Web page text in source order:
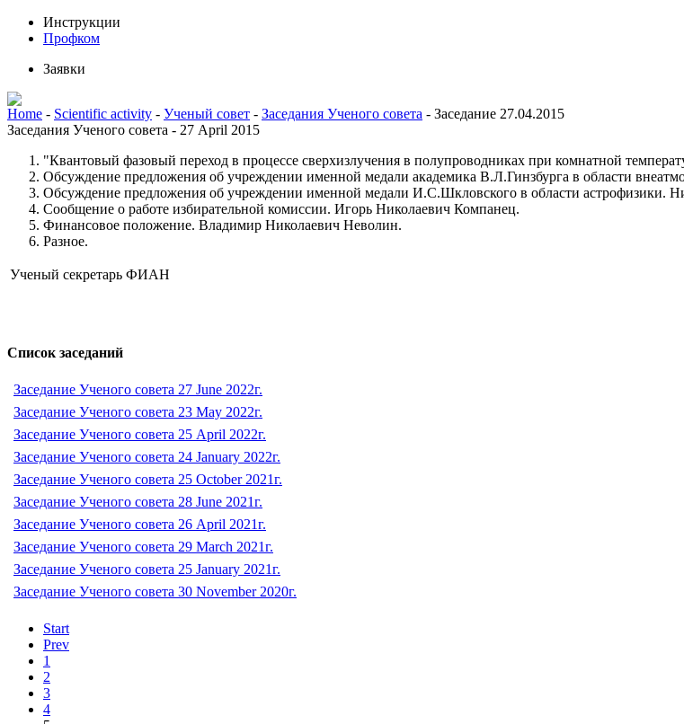
Инструкции
Профком
Заявки
Home - Scientific activity - Ученый совет - Заседания Ученого совета - Заседание 27.04.2015
Заседания Ученого совета - 27 April 2015
"Квантовый фазовый переход в процессе сверхизлучения в полупроводниках при комнатной
Обсуждение предложения об учреждении именной медали академика В.Л.Гинзбурга в области
Обсуждение предложения об учреждении именной медали И.С.Шкловского в области астрофизики.
Сообщение о работе избирательной комиссии. Игорь Николаевич Компанец.
Финансовое положение. Владимир Николаевич Неволин.
Разное.
Ученый секретарь ФИАН
Список заседаний
Заседание Ученого совета 27 June 2022г.
Заседание Ученого совета 23 May 2022г.
Заседание Ученого совета 25 April 2022г.
Заседание Ученого совета 24 January 2022г.
Заседание Ученого совета 25 October 2021г.
Заседание Ученого совета 28 June 2021г.
Заседание Ученого совета 26 April 2021г.
Заседание Ученого совета 29 March 2021г.
Заседание Ученого совета 25 January 2021г.
Заседание Ученого совета 30 November 2020г.
Start
Prev
1
2
3
4